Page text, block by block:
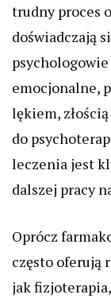
trudny proces
doświadczają
emocjonalne,
lękiem,
do
leczenia jest
dalszej pracy
Oprócz
często oferują
jak